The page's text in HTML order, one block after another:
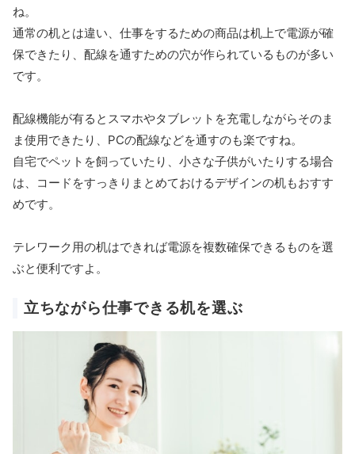
ね。
通常の机とは違い、仕事をするための商品は机上で電源が確
保できたり、配線を通すための穴が作られているものが多い
です。
配線機能が有るとスマホやタブレットを充電しながらそのま
ま使用できたり、PCの配線などを通すのも楽ですね。
自宅でペットを飼っていたり、小さな子供がいたりする場合
は、コードをすっきりまとめておけるデザインの机もおすす
めです。
テレワーク用の机はできれば電源を複数確保できるものを選
ぶと便利ですよ。
立ちながら仕事できる机を選ぶ